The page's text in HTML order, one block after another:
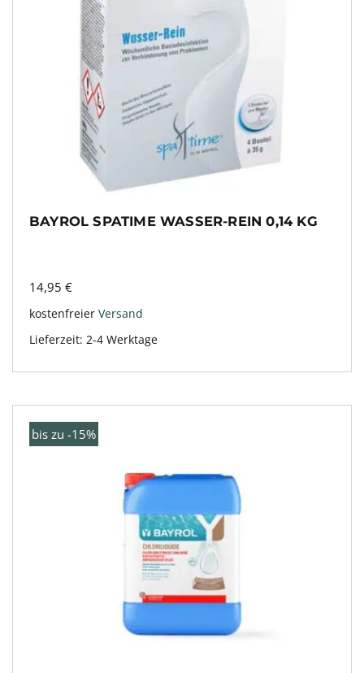
BAYROL SPATIME WASSER-REIN 0,14 KG
14,95 €
kostenfreier Versand
Lieferzeit: 2-4 Werktage
bis zu -15%